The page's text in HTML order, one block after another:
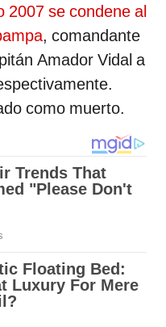
2007 se condene al
, comandante
Amador Vidal a
como muerto.